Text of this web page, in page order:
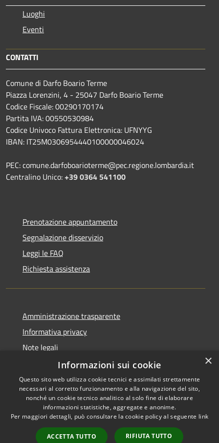
Luoghi
Eventi
CONTATTI
Comune di Darfo Boario Terme
Piazza Lorenzini, 4 - 25047 Darfo Boario Terme
Codice Fiscale: 00290170174
Partita IVA: 00550530984
Codice Univoco Fattura Elettronica: UFNYYG
IBAN: IT25M0306954440100000046024
PEC: comune.darfoboarioterme@pec.regione.lombardia.it
Centralino Unico:+39 0364 541100
Prenotazione appuntamento
Segnalazione disservizio
Leggi le FAQ
Richiesta assistenza
Amministrazione trasparente
Informativa privacy
Note legali
Dichiarazione di accessibilità
RSS
Accessibilità
Copyright © 2026 • Comune di
byMunicipium
Accesso
×
Informazioni sui cookie
Questo sito web utilizza cookie tecnici e assimilati strettamente
necessari al corretto funzionamento e alla navigazione del sito,
nonché un cookie tecnico analitico al solo fine di elaborare
informazioni statistiche, aggregate e anonime.
Per maggiori dettagli, può consultare la cookie policy al seguente link
ACCETTA TUTTO RIFIUTA TUTTO